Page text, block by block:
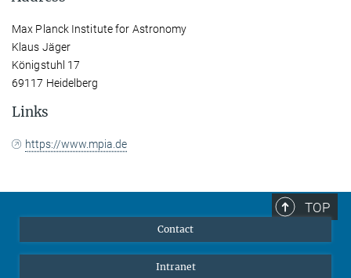
Max Planck Institute for Astronomy
Klaus Jäger
Königstuhl 17
69117 Heidelberg
Links
https://www.mpia.de
TOP
Contact
Intranet